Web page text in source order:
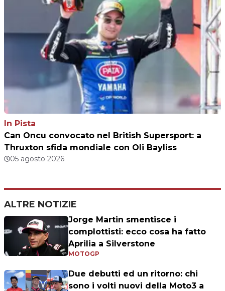
In Pista
Can Oncu convocato nel British Supersport: a
Thruxton sfida mondiale con Oli Bayliss
05 agosto 2026
ALTRE NOTIZIE
Jorge Martin smentisce i
complottisti: ecco cosa ha fatto
Aprilia a Silverstone
MOTOGP
Due debutti ed un ritorno: chi
sono i volti nuovi della Moto3 a